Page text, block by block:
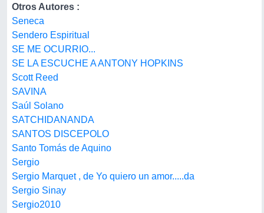
Otros Autores :
Seneca
Sendero Espiritual
SE ME OCURRIO...
SE LA ESCUCHE A ANTONY HOPKINS
Scott Reed
SAVINA
Saúl Solano
SATCHIDANANDA
SANTOS DISCEPOLO
Santo Tomás de Aquino
Sergio
Sergio Marquet , de Yo quiero un amor.....da
Sergio Sinay
Sergio2010